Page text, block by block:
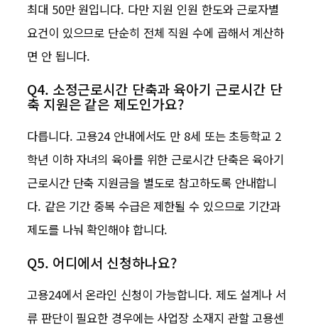
최대 50만 원입니다. 다만 지원 인원 한도와 근로자별
요건이 있으므로 단순히 전체 직원 수에 곱해서 계산하
면 안 됩니다.
Q4. 소정근로시간 단축과 육아기 근로시간 단
축 지원은 같은 제도인가요?
다릅니다. 고용24 안내에서도 만 8세 또는 초등학교 2
학년 이하 자녀의 육아를 위한 근로시간 단축은 육아기
근로시간 단축 지원금을 별도로 참고하도록 안내합니
다. 같은 기간 중복 수급은 제한될 수 있으므로 기간과
제도를 나눠 확인해야 합니다.
Q5. 어디에서 신청하나요?
고용24에서 온라인 신청이 가능합니다. 제도 설계나 서
류 판단이 필요한 경우에는 사업장 소재지 관할 고용센